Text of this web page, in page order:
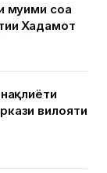
соҳа
Хадамот
вилояти